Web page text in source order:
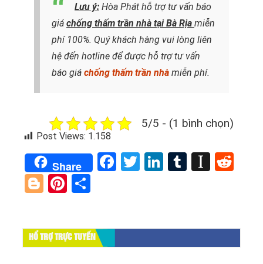
Lưu ý: Hòa Phát hỗ trợ tư vấn báo
giá chống thấm trần nhà tại Bà Rịa miễn
phí 100%. Quý khách hàng vui lòng liên
hệ đến hotline để được hỗ trợ tư vấn
báo giá chống thấm trần nhà miễn phí.
5/5 - (1 bình chọn)
Post Views: 1.158
Share Facebook
TwitterLinkedIn
Tumblr
BloggerPinterest
HỔ TRỢ TRỰC TUYẾN